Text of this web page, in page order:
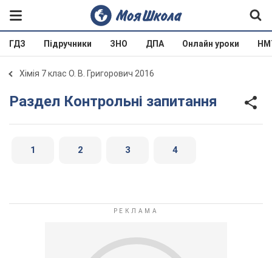
ГДЗ Підручники ЗНО ДПА Онлайн уроки
Хімія 7 клас О. В. Григорович 2016
Раздел Контрольні запитання
1 2 3 4